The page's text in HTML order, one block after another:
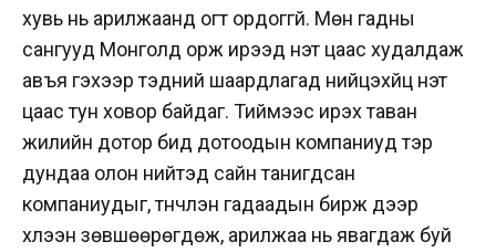
хувь нь арилжаанд огт ордоггүй. Мөн гадны
сангууд Монголд орж ирээд үнэт цаас худалдаж
авъя гэхээр тэдний шаардлагад нийцэхүйц үнэт
цаас тун ховор байдаг. Тиймээс ирэх таван
жилийн дотор бид дотоодын компаниуд тэр
дундаа олон нийтэд сайн танигдсан
компаниудыг, түүнчлэн гадаадын бирж дээр
хүлээн зөвшөөрөгдөж, арилжаа нь явагдаж буй